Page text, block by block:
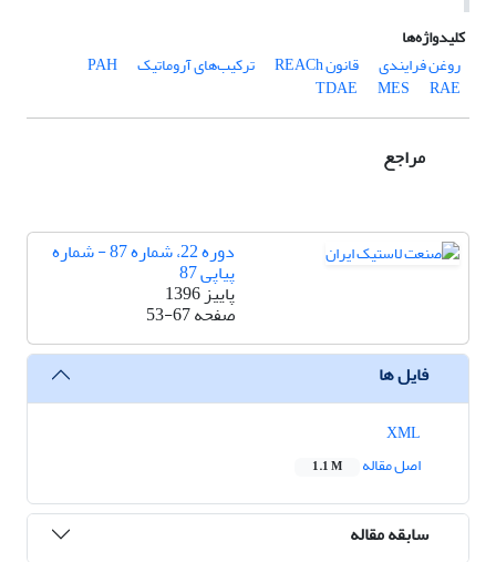
کلیدواژه‌ها
روغن فرایندی
قانون REACh ترکیب‌های آروماتیک PAH
TDAE MES RAE
مراجع
دوره 22، شماره 87 - شماره
پیاپی 87
پاییز 1396
صفحه53-67
فایل ها
اصل مقاله
1.1 M
سابقه مقاله